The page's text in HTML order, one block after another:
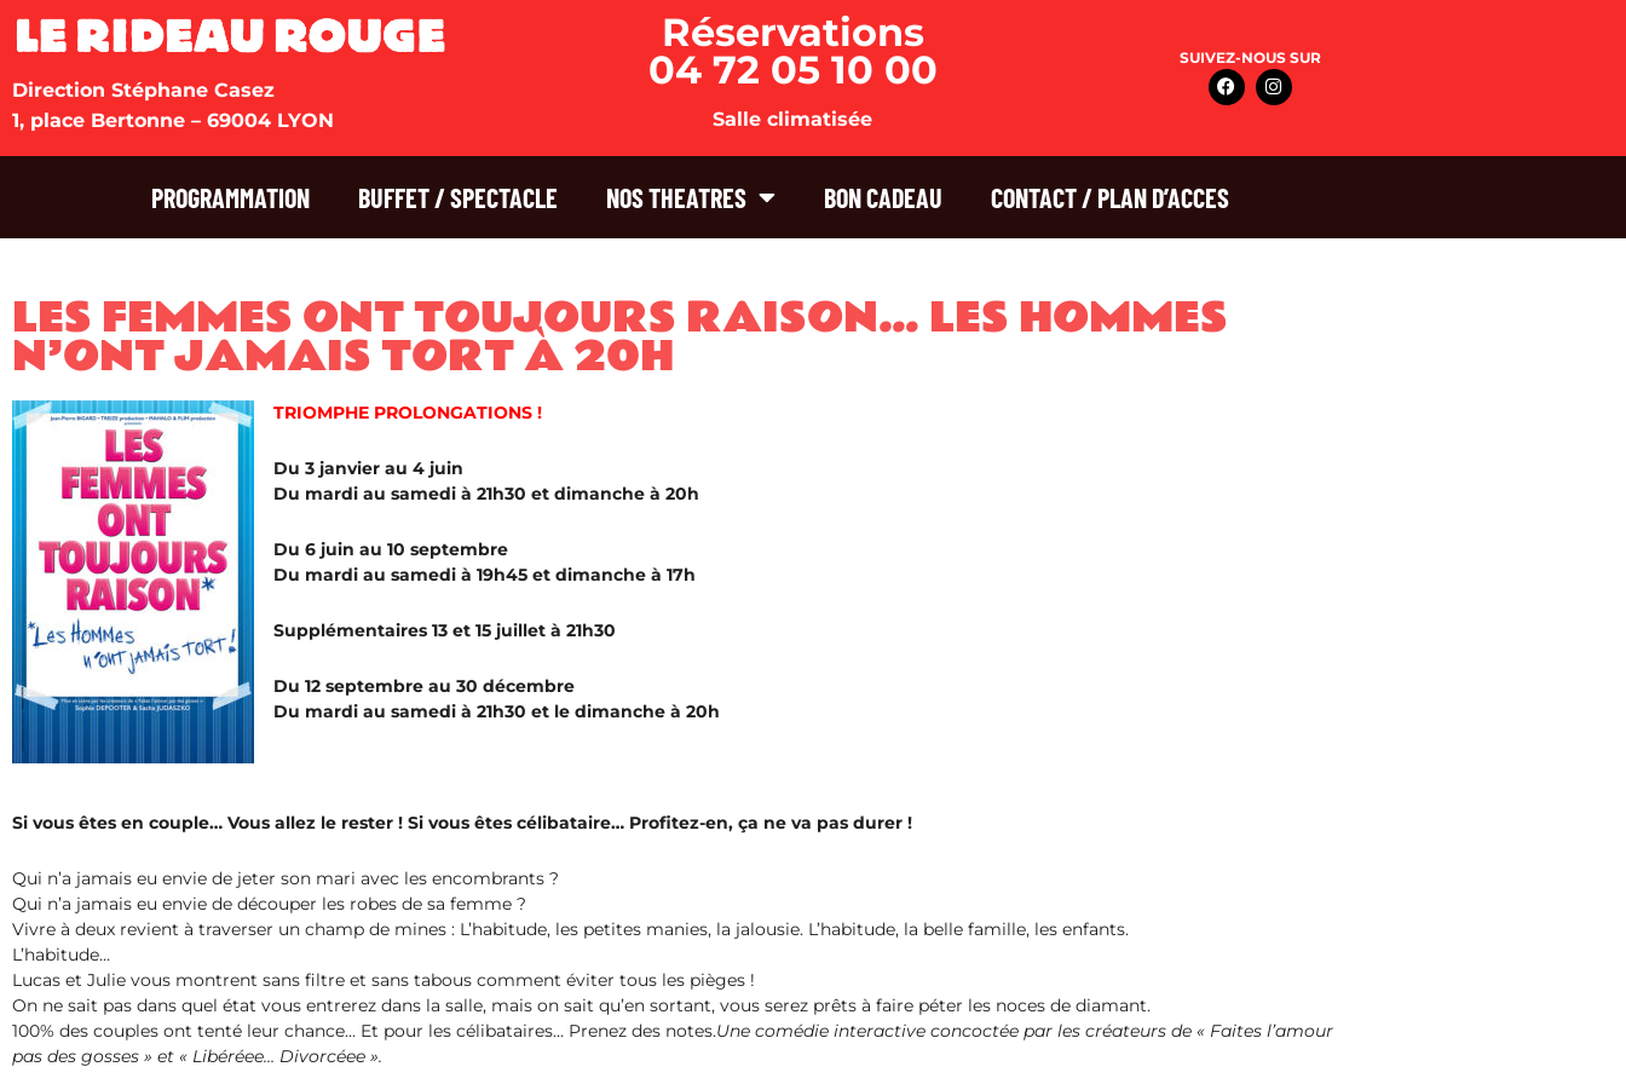
Direction Stéphane Casez
1, place Bertonne – 69004 LYON
Réservations
04 72 05 10 00
Salle climatisée
SUIVEZ-NOUS SUR
PROGRAMMATION BUFFET / SPECTACLE NOS THEATRES BON CADEAU CONTACT / PLAN D’ACCES
LES FEMMES ONT TOUJOURS RAISON… LES HOMMES
N’ONT JAMAIS TORT À 20H
TRIOMPHE PROLONGATIONS !
Du 3 janvier au 4 juin
Du mardi au samedi à 21h30 et dimanche à 20h
Du 6 juin au 10 septembre
Du mardi au samedi à 19h45 et dimanche à 17h
Supplémentaires 13 et 15 juillet à 21h30
Du 12 septembre au 30 décembre
Du mardi au samedi à 21h30 et le dimanche à 20h
Si vous êtes en couple… Vous allez le rester ! Si vous êtes célibataire… Profitez-en, ça ne va pas durer !
Qui n’a jamais eu envie de jeter son mari avec les encombrants ?
Qui n’a jamais eu envie de découper les robes de sa femme ?
Vivre à deux revient à traverser un champ de mines : L’habitude, les petites manies, la jalousie. L’habitude, la belle famille, les enfants.
L’habitude…
Lucas et Julie vous montrent sans filtre et sans tabous comment éviter tous les pièges !
On ne sait pas dans quel état vous entrerez dans la salle, mais on sait qu’en sortant, vous serez prêts à faire péter les noces de diamant.
100% des couples ont tenté leur chance… Et pour les célibataires… Prenez des notes.Une comédie interactive concoctée par les créateurs de « Faites l’amour
pas des gosses » et « Libéréee… Divorcéee ».